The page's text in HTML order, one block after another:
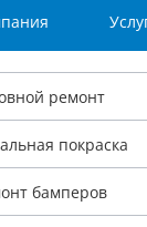
ремонт
покраска
бамперов